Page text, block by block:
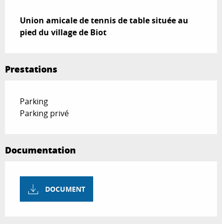
Union amicale de tennis de table située au
pied du village de Biot
Prestations
Parking
Parking privé
Documentation
DOCUMENT